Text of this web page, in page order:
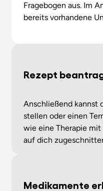
Fragebogen aus. Im
bereits vorhandene
Rezept
Anschließend kannst
stellen oder einen
wie eine Therapie
auf dich
Medikamente